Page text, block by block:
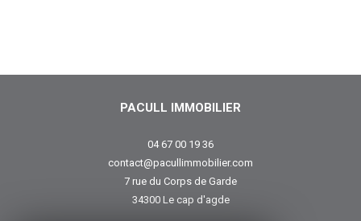
PACULL IMMOBILIER
04 67 00 19 36
contact@pacullimmobilier.com
7 rue du Corps de Garde
34300
le cap d'agde